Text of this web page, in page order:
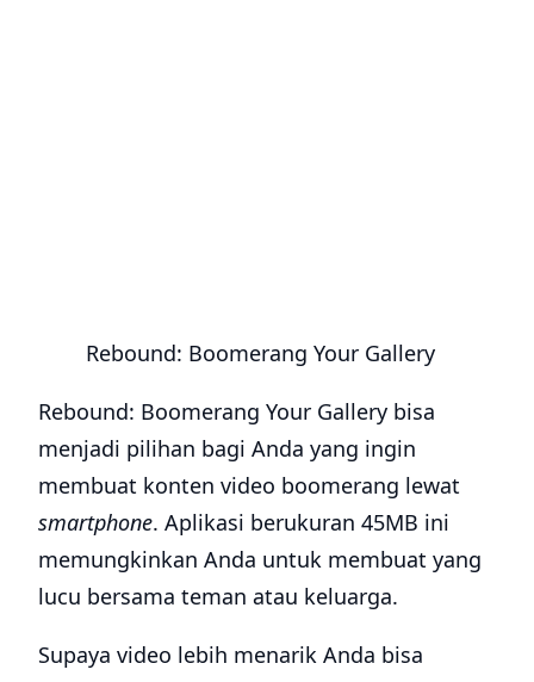
Rebound: Boomerang Your Gallery
Rebound: Boomerang Your Gallery bisa
menjadi pilihan bagi Anda yang ingin
membuat konten video boomerang lewat
smartphone. Aplikasi berukuran 45MB ini
memungkinkan Anda untuk membuat yang
lucu bersama teman atau keluarga.
Supaya video lebih menarik Anda bisa